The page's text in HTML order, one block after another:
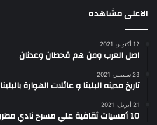
الاعلى مشاهده
12 أكتوبر، 2021
اصل العرب ومن هم قحطان وعدنان
23 سبتمبر، 2021
تاريخ مدينه البلينا و عائلات الهوارة بالبلينا
21 أبريل، 2021
10 أمسيات ثقافية علي مسرح نادي مطروح الإجتماعي في رمضان